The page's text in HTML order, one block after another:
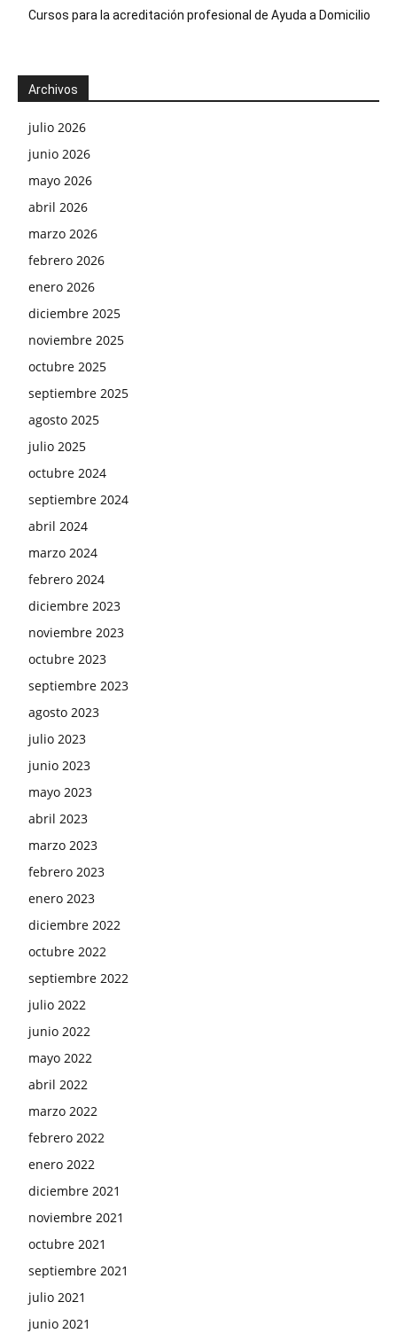
Cursos para la acreditación profesional de Ayuda a Domicilio
Archivos
julio 2026
junio 2026
mayo 2026
abril 2026
marzo 2026
febrero 2026
enero 2026
diciembre 2025
noviembre 2025
octubre 2025
septiembre 2025
agosto 2025
julio 2025
octubre 2024
septiembre 2024
abril 2024
marzo 2024
febrero 2024
diciembre 2023
noviembre 2023
octubre 2023
septiembre 2023
agosto 2023
julio 2023
junio 2023
mayo 2023
abril 2023
marzo 2023
febrero 2023
enero 2023
diciembre 2022
octubre 2022
septiembre 2022
julio 2022
junio 2022
mayo 2022
abril 2022
marzo 2022
febrero 2022
enero 2022
diciembre 2021
noviembre 2021
octubre 2021
septiembre 2021
julio 2021
junio 2021